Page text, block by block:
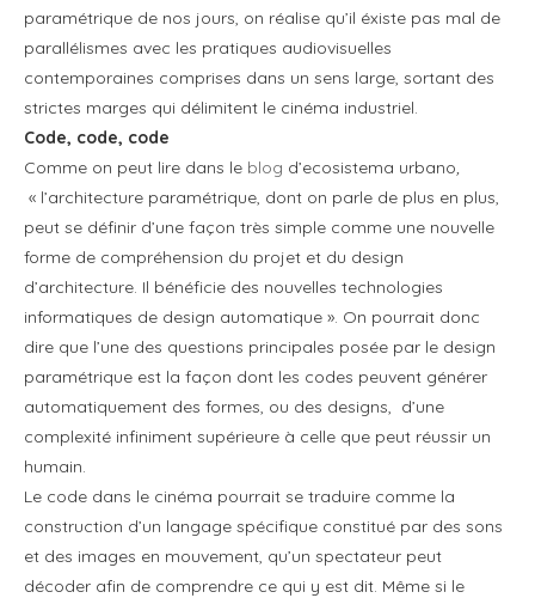
paramétrique de nos jours, on réalise qu’il éxiste pas mal de
parallélismes avec les pratiques audiovisuelles
contemporaines comprises dans un sens large, sortant des
strictes marges qui délimitent le cinéma industriel.
Code, code, code
Comme on peut lire dans le blog d’ecosistema urbano,
« l’architecture paramétrique, dont on parle de plus en plus,
peut se définir d’une façon très simple comme une nouvelle
forme de compréhension du projet et du design
d’architecture. Il bénéficie des nouvelles technologies
informatiques de design automatique ». On pourrait donc
dire que l’une des questions principales posée par le design
paramétrique est la façon dont les codes peuvent générer
automatiquement des formes, ou des designs, d’une
complexité infiniment supérieure à celle que peut réussir un
humain.
Le code dans le cinéma pourrait se traduire comme la
construction d’un langage spécifique constitué par des sons
et des images en mouvement, qu’un spectateur peut
décoder afin de comprendre ce qui y est dit. Même si le